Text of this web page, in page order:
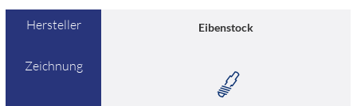
Hersteller Eibenstock
Zeichnung